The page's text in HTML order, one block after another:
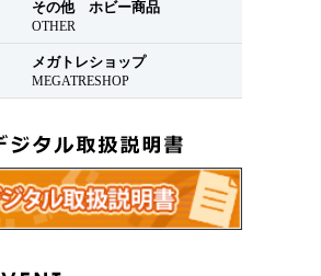
その他 ホビー商品
OTHER
メガトレショップ
MEGATRESHOP